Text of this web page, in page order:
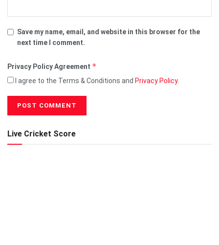
Save my name, email, and website in this browser for the
next time I comment.
Privacy Policy Agreement *
I agree to the Terms & Conditions and Privacy Policy.
Live Cricket Score